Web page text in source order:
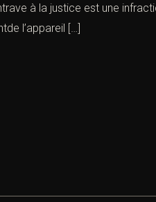
à la justice est une
l’appareil […]